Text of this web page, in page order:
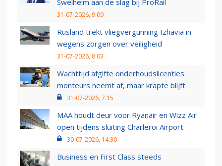
Swelheim aan de slag bij ProRail
31-07-2026, 9:09
Rusland trekt vliegvergunning Izhavia in
wegens zorgen over veiligheid
31-07-2026, 8:03
Wachttijd afgifte onderhoudslicenties
monteurs neemt af, maar krapte blijft
31-07-2026, 7:15
MAA houdt deur voor Ryanair en Wizz Air
open tijdens sluiting Charleroi Airport
30-07-2026, 14:30
Business en First Class steeds